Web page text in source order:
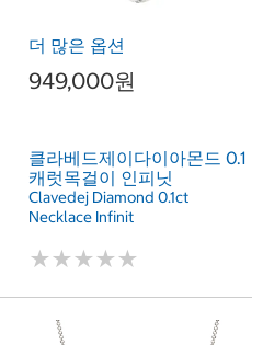
더 많은 옵션
949,000원
클라베드제이다이아몬드 0.1
캐럿목걸이 인피닛
Clavedej Diamond 0.1ct
Necklace Infinit
★★★★★
★★★★★